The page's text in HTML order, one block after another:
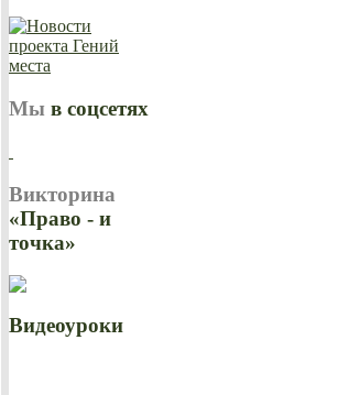
Мы в соцсетях
Викторина
«Право - и
точка»
Видеоуроки